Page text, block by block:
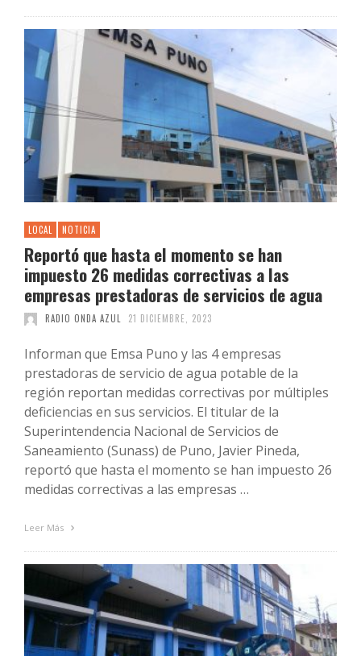
LOCAL NOTICIA
Reportó que hasta el momento se han
impuesto 26 medidas correctivas a las
empresas prestadoras de servicios de agua
RADIO ONDA AZUL 21 DICIEMBRE, 2023
Informan que Emsa Puno y las 4 empresas
prestadoras de servicio de agua potable de la
región reportan medidas correctivas por múltiples
deficiencias en sus servicios. El titular de la
Superintendencia Nacional de Servicios de
Saneamiento (Sunass) de Puno, Javier Pineda,
reportó que hasta el momento se han impuesto 26
medidas correctivas a las empresas …
Leer Más